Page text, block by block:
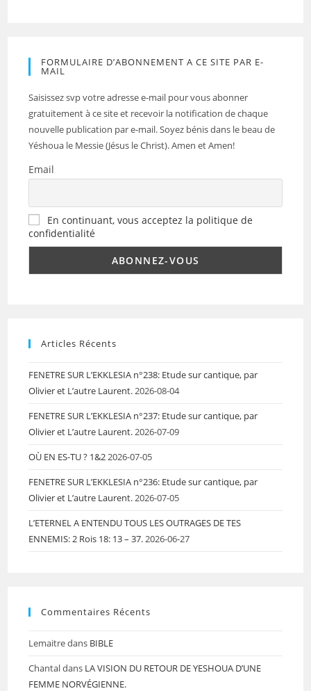
FORMULAIRE D’ABONNEMENT A CE SITE PAR E-
MAIL
Saisissez svp votre adresse e-mail pour vous abonner
gratuitement à ce site et recevoir la notification de chaque
nouvelle publication par e-mail. Soyez bénis dans le beau de
Yéshoua le Messie (Jésus le Christ). Amen et Amen!
Email
En continuant, vous acceptez la politique de
confidentialité
Articles Récents
FENETRE SUR L’EKKLESIA n°238: Etude sur cantique, par
Olivier et L’autre Laurent.2026-08-04
FENETRE SUR L’EKKLESIA n°237: Etude sur cantique, par
Olivier et L’autre Laurent.2026-07-09
OÙ EN ES-TU ? 1&22026-07-05
FENETRE SUR L’EKKLESIA n°236: Etude sur cantique, par
Olivier et L’autre Laurent.2026-07-05
L’ETERNEL A ENTENDU TOUS LES OUTRAGES DE TES
ENNEMIS: 2 Rois 18: 13 – 37.2026-06-27
Commentaires Récents
Lemaitredans BIBLE
Chantaldans LA VISION DU RETOUR DE YESHOUA D’UNE
FEMME NORVÉGIENNE.